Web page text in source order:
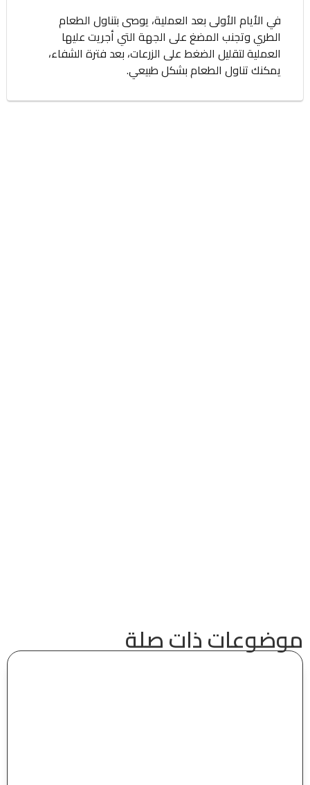
في الأيام الأولى بعد العملية، يوصى بتناول الطعام
الطري وتجنب المضغ على الجهة التي أجريت عليها
العملية لتقليل الضغط على الزرعات، بعد فترة الشفاء،
يمكنك تناول الطعام بشكل طبيعي.
موضوعات ذات صلة